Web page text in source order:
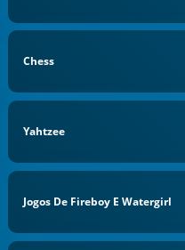
Chess
Yahtzee
Jogos De Fireboy E Watergirl